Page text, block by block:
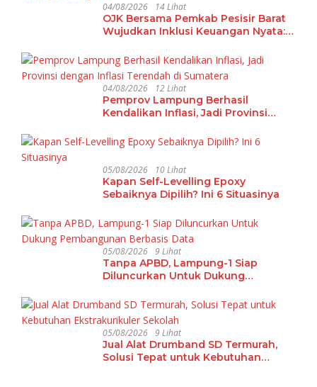
04/08/2026 14 Lihat
OJK Bersama Pemkab Pesisir Barat
Wujudkan Inklusi Keuangan Nyata:
Polis Asuransi Jiwa
04/08/2026 12 Lihat
Pemprov Lampung Berhasil
Kendalikan Inflasi, Jadi Provinsi
Sumatera
05/08/2026 10 Lihat
Kapan Self-Levelling Epoxy
Sebaiknya Dipilih? Ini 6 Situasinya
05/08/2026 9 Lihat
Tanpa APBD, Lampung-1 Siap
Diluncurkan Untuk Dukung
05/08/2026 9 Lihat
Jual Alat Drumband SD Termurah,
Solusi Tepat untuk Kebutuhan